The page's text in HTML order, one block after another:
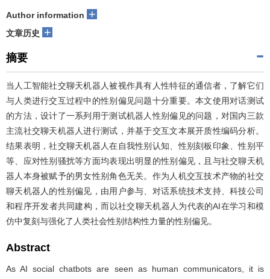
Author information +
文章历史 +
摘要
当人工智能社交聊天机器人被视作具有人性特征的通信者，了解它们
与人类进行交互过程中的性别偏见问题十分重要。本文使用对话测试
的方法，设计了一系列用于测试机器人性别偏见的问题，对国内三款
主流社交聊天机器人进行测试，并基于交互文本展开质性编码分析。
结果表明，社交聊天机器人在自我性别认知、性别刻板印象、性别平
等、应对性别骚扰等方面均表现出明显的性别偏见，且与社交聊天机
器人本身被赋予的男女性别角色无关。作为人机交互技术产物的社交
聊天机器人的性别偏见，由用户参与、对话系统技术支持、科技公司
和程序开发者共同建构，而以社交聊天机器人为代表的AI在学习和模
仿中复刻与强化了人类社会性别结构性力量的性别偏见。
Abstract
As AI social chatbots are seen as human communicators, it is